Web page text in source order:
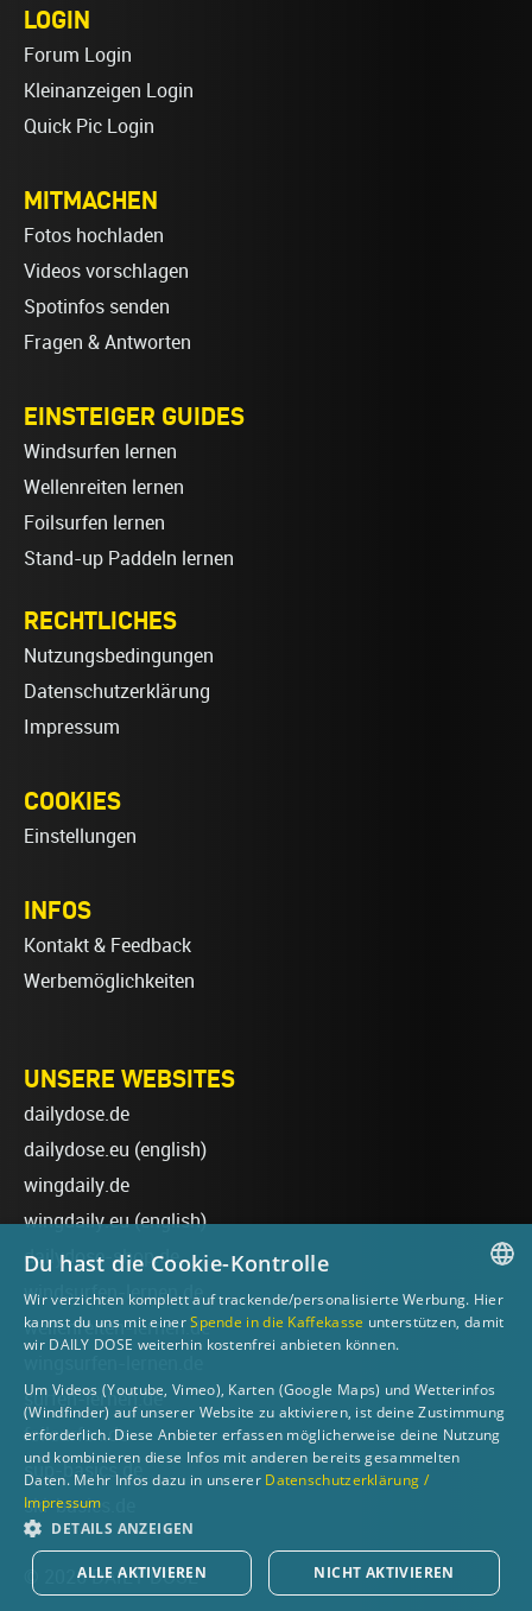
LOGIN
Forum Login
Kleinanzeigen Login
Quick Pic Login
MITMACHEN
Fotos hochladen
Videos vorschlagen
Spotinfos senden
Fragen & Antworten
EINSTEIGER GUIDES
Windsurfen lernen
Wellenreiten lernen
Foilsurfen lernen
Stand-up Paddeln lernen
RECHTLICHES
Nutzungsbedingungen
Datenschutzerklärung
Impressum
COOKIES
Einstellungen
INFOS
Kontakt & Feedback
Werbemöglichkeiten
UNSERE WEBSITES
dailydose.de
dailydose.eu (english)
wingdaily.de
wingdaily.eu(english)
dailydose-shop.de
windsurfen-lernen.de
wellenreiten-lernen.de
surfen-lernen.de
foilsurfen.de
sup-basics.de
ski-basics.de
© 2026 DAILY DOSE
GERMAN
Du hast die Cookie-Kontrolle
Wir verzichten komplett auf trackende/personalisierte Werbung. Hier
kannst du uns mit einerSpende in die Kaffekasse unterstützen, damit
wir DAILY DOSE weiterhin kostenfrei anbieten können.
Um Videos (Youtube, Vimeo), Karten (Google Maps) und Wetterinfos
(Windfinder) auf unserer Website zu aktivieren, ist deine Zustimmung
erforderlich. Diese Anbieter erfassen möglicherweise deine Nutzung
und kombinieren diese Infos mit anderen bereits gesammelten
Daten. Mehr Infos dazu in unserer Datenschutzerklärung /
Impressum
DETAILS ANZEIGEN
ALLE AKTIVIEREN NICHT AKTIVIEREN